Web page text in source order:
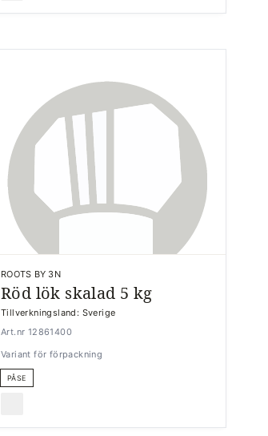
ROOTS BY 3N
Röd lök skalad 5 kg
Tillverkningsland: Sverige
Art.nr 12861400
Variant för förpackning
PÅSE